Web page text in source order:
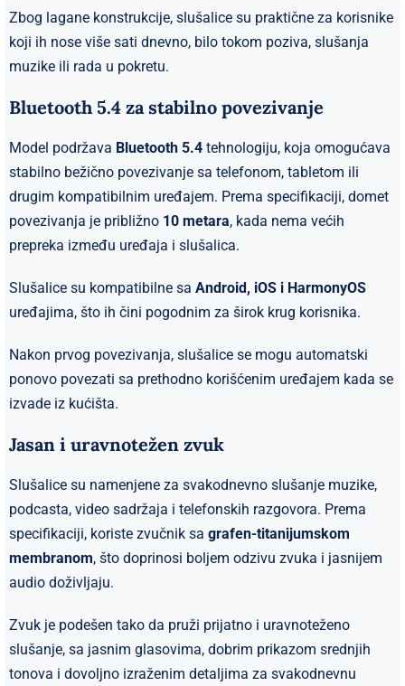
Zbog lagane konstrukcije, slušalice su praktične za korisnike
koji ih nose više sati dnevno, bilo tokom poziva, slušanja
muzike ili rada u pokretu.
Bluetooth 5.4 za stabilno povezivanje
Model podržava Bluetooth 5.4 tehnologiju, koja omogućava
stabilno bežično povezivanje sa telefonom, tabletom ili
drugim kompatibilnim uređajem. Prema specifikaciji, domet
povezivanja je približno 10 metara, kada nema većih
prepreka između uređaja i slušalica.
Slušalice su kompatibilne sa Android, iOS i HarmonyOS
uređajima, što ih čini pogodnim za širok krug korisnika.
Nakon prvog povezivanja, slušalice se mogu automatski
ponovo povezati sa prethodno korišćenim uređajem kada se
izvade iz kućišta.
Jasan i uravnotežen zvuk
Slušalice su namenjene za svakodnevno slušanje muzike,
podcasta, video sadržaja i telefonskih razgovora. Prema
specifikaciji, koriste zvučnik sa grafen-titanijumskom
membranom, što doprinosi boljem odzivu zvuka i jasnijem
audio doživljaju.
Zvuk je podešen tako da pruži prijatno i uravnoteženo
slušanje, sa jasnim glasovima, dobrim prikazom srednjih
tonova i dovoljno izraženim detaljima za svakodnevnu